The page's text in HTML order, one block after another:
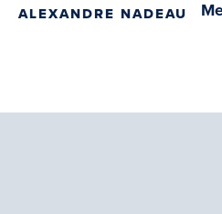
ALEXANDRE NADEAU